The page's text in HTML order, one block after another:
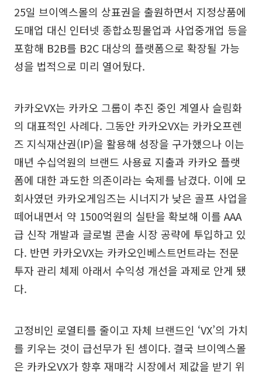
25일 브이엑스몰의 상표권을 출원하면서 지정상품에
도매업 대신 인터넷 종합쇼핑몰업과 사업중개업 등을
포함해 B2B를 B2C 대상의 플랫폼으로 확장될 가능
성을 법적으로 미리 열어뒀다.
카카오VX는 카카오 그룹이 추진 중인 계열사 슬림화
의 대표적인 사례다. 그동안 카카오VX는 카카오프렌
즈 지식재산권(IP)을 활용해 성장을 구가했으나 이는
매년 수십억원의 브랜드 사용료 지출과 카카오 플랫
폼에 대한 과도한 의존이라는 숙제를 남겼다. 이에 모
회사였던 카카오게임즈는 시너지가 낮은 골프 사업을
떼어내면서 약 1500억원의 실탄을 확보해 이를 AAA
급 신작 개발과 글로벌 콘솔 시장 공략에 투입하고 있
다. 반면 카카오VX는 카카오인베스트먼트라는 전문
투자 관리 체제 아래서 수익성 개선을 과제로 안게 됐
다.
고정비인 로열티를 줄이고 자체 브랜드인 ‘VX’의 가치
를 키우는 것이 급선무가 된 셈이다. 결국 브이엑스몰
은 카카오VX가 향후 재매각 시장에서 제값을 받기 위